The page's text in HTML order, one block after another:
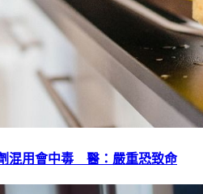
混用會中毒 醫：嚴重恐致命